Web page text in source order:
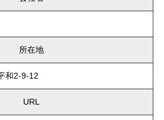
所在地
和2-9-12
URL